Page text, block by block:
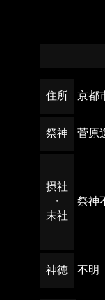
住所 京都
祭神 菅原
摂社
・
末社
祭神
神徳 不明